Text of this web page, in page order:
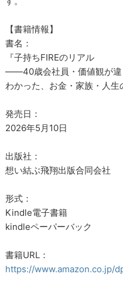
【書籍情報】
書名：
『子持ちFIREのリアル
――40歳会社員・価値観が違
わかった、お金・家族・人生
発売日：
2026年5月10日
出版社：
想い結ぶ飛翔出版合同会社
形式：
Kindle電子書籍
kindleペーパーバック
書籍URL：
https://www.amazon.co.jp/